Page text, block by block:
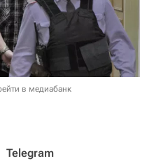
в медиабанк
Telegram